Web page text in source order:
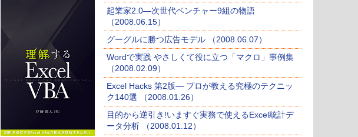
起業家2.0―次世代ベンチャー9組の物語
（2008.06.15）
グーグルに勝つ広告モデル （2008.06.07）
Wordで実践 やさしくて役に立つ「マクロ」事例集
（2008.02.09）
Excel Hacks 第2版― プロが教える究極のテクニッ
ク140選 （2008.01.26）
目的から逆引き!いますぐ実務で使えるExcel統計デ
ータ分析 （2008.01.12）